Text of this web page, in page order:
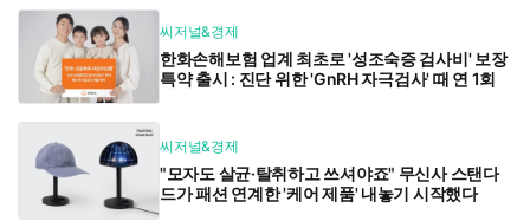
씨저널&경제
한화손해보험 업계 최초로 '성조숙증 검사비' 보장
특약 출시 : 진단 위한 'GnRH 자극검사' 때 연 1회
씨저널&경제
"모자도 살균·탈취하고 쓰셔야죠" 무신사 스탠다
드가 패션 연계한 '케어 제품' 내놓기 시작했다